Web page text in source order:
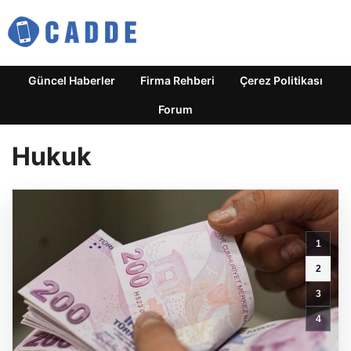
Güncel Haberler Firma Rehberi Çerez Politikası
Forum
Hukuk
1
2
3
4
Avukat
Mahmut